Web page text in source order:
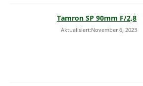
Tamron SP 90mm F/2,8
Aktualisiert:November 6, 2023